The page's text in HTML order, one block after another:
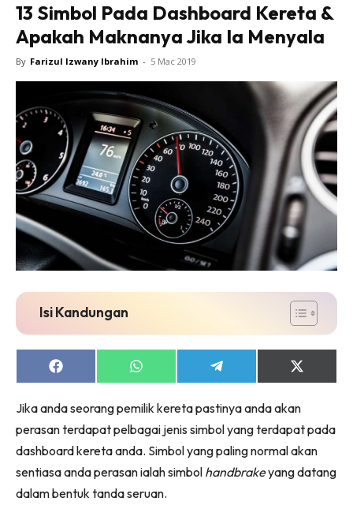
13 Simbol Pada Dashboard Kereta &
Apakah Maknanya Jika Ia Menyala
By Farizul Izwany Ibrahim - 5 Mac 2019
Isi Kandungan
Share
on
Share
on
Share
on
Share
on
(Twitter)
Jika anda seorang pemilik kereta pastinya anda akan
perasan terdapat pelbagai jenis simbol yang terdapat pada
dashboard kereta anda. Simbol yang paling normal akan
sentiasa anda perasan ialah simbol handbrakeyang datang
dalam bentuk tanda seruan.